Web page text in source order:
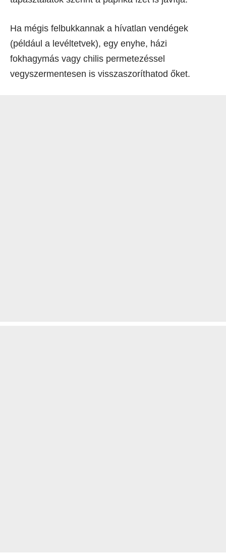
Ha mégis felbukkannak a hívatlan vendégek
(például a levéltetvek), egy enyhe, házi
fokhagymás vagy chilis permetezéssel
vegyszermentesen is visszaszoríthatod őket.